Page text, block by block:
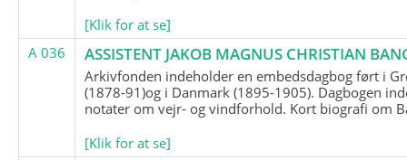
[Klik for at se]
A 036
ASSISTENT JAKOB MAGNUS CHRISTIAN
Arkivfonden indeholder en embedsdagbog ført i
(1878-91)og i Danmark (1895-1905). Dagbogen
notater om vejr- og vindforhold. Kort biografi om
[Klik for at se]